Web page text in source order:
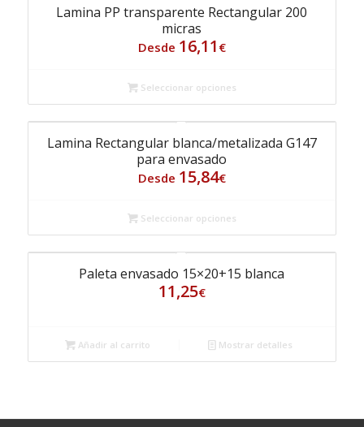
Lamina PP transparente Rectangular 200
micras
Desde 16,11 €
Seleccionar opciones
Lamina Rectangular blanca/metalizada G147
para envasado
Desde 15,84€
Seleccionar opciones
Paleta envasado 15×20+15 blanca
11,25€
Añadir al carrito Mostrar detalles